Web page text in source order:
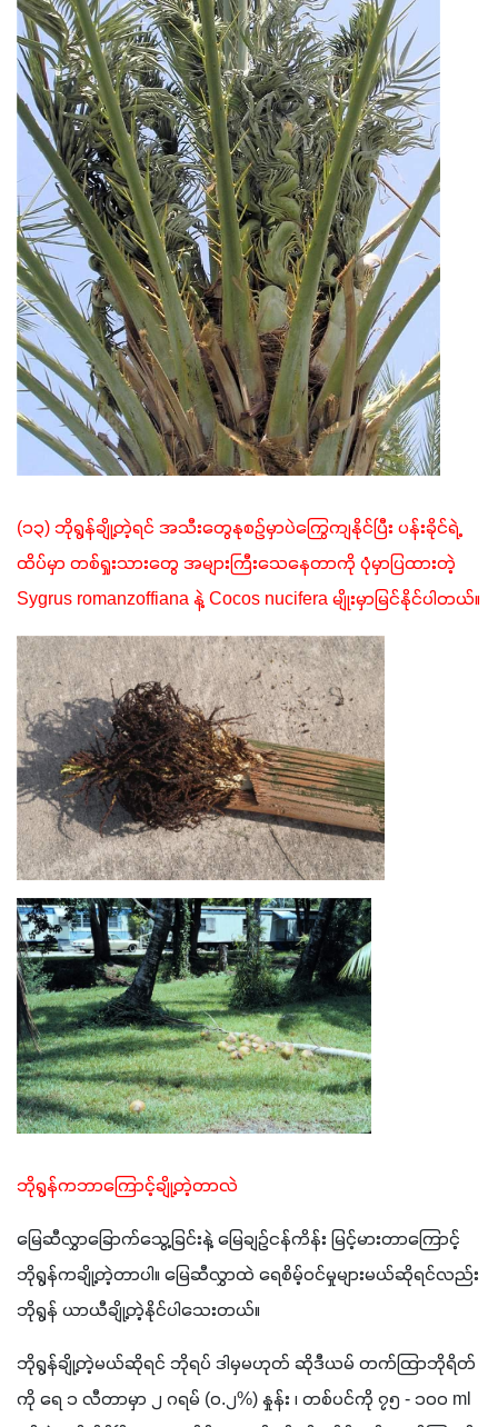
(၁၃) ဘိုရွန်ချို့တဲ့ရင် အသီးတွေနုစဉ်မှာပဲကြွေကျနိုင်ပြီး ပန်းခိုင်ရဲ့
ထိပ်မှာ တစ်ရှုးသားတွေ အများကြီးသေနေတာကို ပုံမှာပြထားတဲ့
Sygrus romanzoffiana နဲ့ Cocos nucifera မျိုးမှာမြင်နိုင်ပါတယ်။
ဘိုရွန်ကဘာကြောင့်ချို့တဲ့တာလဲ
မြေဆီလွှာခြောက်သွေ့ခြင်းနဲ့ မြေချဉ်ငန်ကိန်း မြင့်မားတာကြောင့်
ဘိုရွန်ကချို့တဲ့တာပါ။ မြေဆီလွှာထဲ ရေစိမ့်ဝင်မှုများမယ်ဆိုရင်လည်း
ဘိုရွန် ယာယီချို့တဲ့နိုင်ပါသေးတယ်။
ဘိုရွန်ချို့တဲ့မယ်ဆိုရင် ဘိုရပ် ဒါမှမဟုတ် ဆိုဒီယမ် တက်ထြာဘိုရိတ်
ကို ရေ ၁ လီတာမှာ ၂ ဂရမ် (၀.၂%) နှုန်း ၊ တစ်ပင်ကို ၇၅ - ၁၀၀ ml